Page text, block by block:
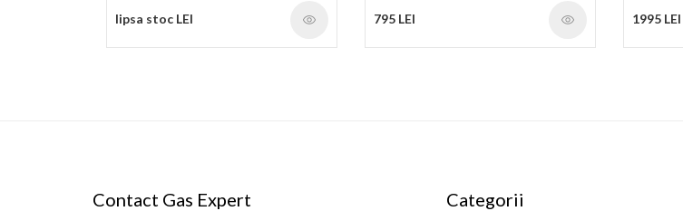
lipsa stoc LEI 795 LEI 1995 LEI
Contact Gas Expert Categorii